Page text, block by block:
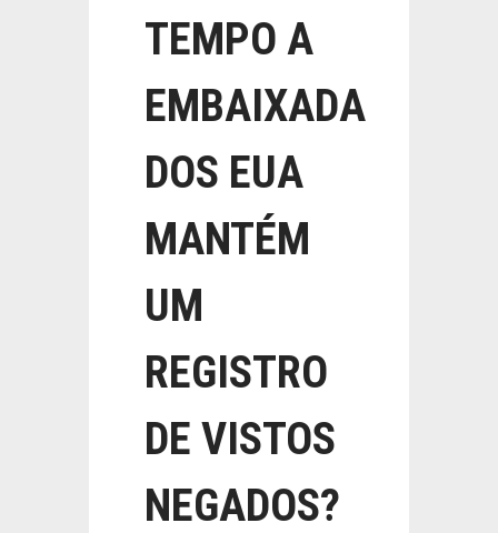
TEMPO A
EMBAIXADA
DOS EUA
MANTÉM
UM
REGISTRO
DE VISTOS
NEGADOS?